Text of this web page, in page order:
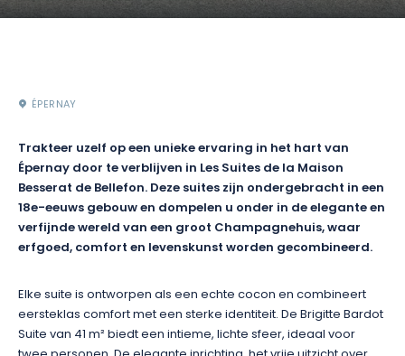
ÉPERNAY
Trakteer uzelf op een unieke ervaring in het hart van
Épernay door te verblijven in Les Suites de la Maison
Besserat de Bellefon. Deze suites zijn ondergebracht in een
18e-eeuws gebouw en dompelen u onder in de elegante en
verfijnde wereld van een groot Champagnehuis, waar
erfgoed, comfort en levenskunst worden gecombineerd.
Elke suite is ontworpen als een echte cocon en combineert
eersteklas comfort met een sterke identiteit. De Brigitte Bardot
Suite van 41 m² biedt een intieme, lichte sfeer, ideaal voor